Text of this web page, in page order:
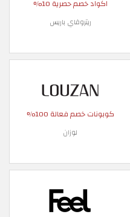
اكواد خصم حصرية 10%
ريتروفاي باريس
كوبونات خصم فعالة 100%
لوزان